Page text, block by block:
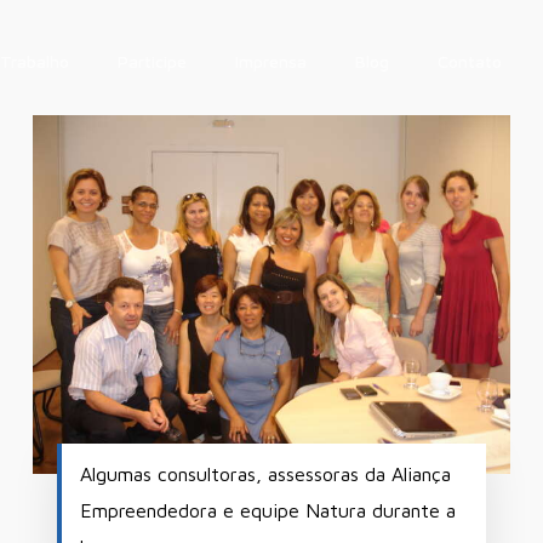
Algumas consultoras, assessoras da Aliança
Empreendedora e equipe Natura durante a